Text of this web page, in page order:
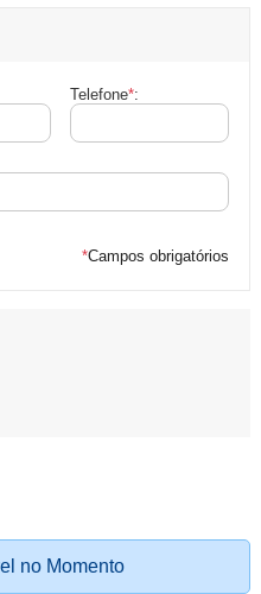
Telefone*:
*Campos obrigatórios
no Momento